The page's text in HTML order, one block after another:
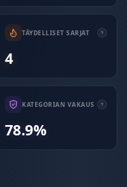
TÄYDELLISET SARJAT
4
KATEGORIAN VAKAUS
78.9%